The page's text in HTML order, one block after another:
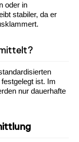
oder in
stabiler, da er
ist. Im
nur dauerhafte